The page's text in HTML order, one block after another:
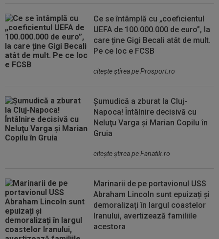
Ce se întâmplă cu „coeficientul
UEFA de 100.000.000 de euro”, la
care ține Gigi Becali atât de mult.
Pe ce loc e FCSB
citeşte ştirea pe Prosport.ro
Șumudică a zburat la Cluj-
Napoca! Întâlnire decisivă cu
Neluţu Varga şi Marian Copilu în
Gruia
citeşte ştirea pe Fanatik.ro
Marinarii de pe portavionul USS
Abraham Lincoln sunt epuizați și
demoralizați în largul coastelor
Iranului, avertizează familiile
acestora